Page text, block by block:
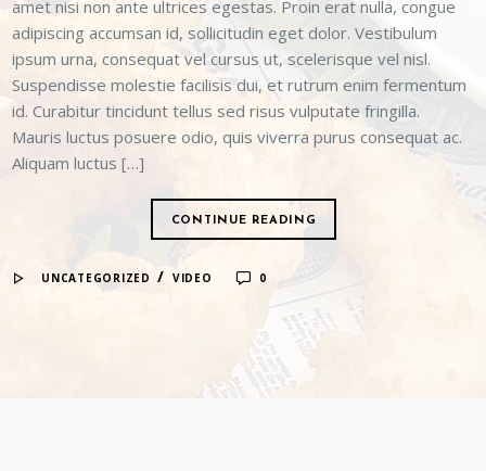
amet nisi non ante ultrices egestas. Proin erat nulla, congue
adipiscing accumsan id, sollicitudin eget dolor. Vestibulum
ipsum urna, consequat vel cursus ut, scelerisque vel nisl.
Suspendisse molestie facilisis dui, et rutrum enim fermentum
id. Curabitur tincidunt tellus sed risus vulputate fringilla.
Mauris luctus posuere odio, quis viverra purus consequat ac.
Aliquam luctus […]
CONTINUE READING
UNCATEGORIZED / VIDEO 0